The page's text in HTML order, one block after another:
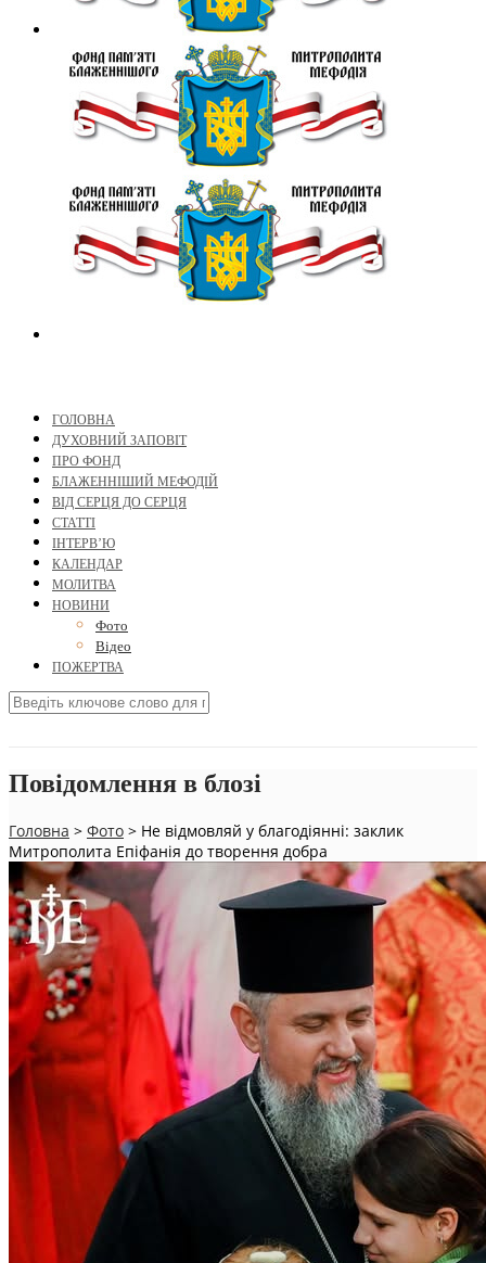
ГОЛОВНА
ДУХОВНИЙ ЗАПОВІТ
ПРО ФОНД
БЛАЖЕННІШИЙ МЕФОДІЙ
ВІД СЕРЦЯ ДО СЕРЦЯ
СТАТТІ
ІНТЕРВ’Ю
КАЛЕНДАР
МОЛИТВА
НОВИНИ
Фото
Відео
ПОЖЕРТВА
Повідомлення в блозі
Головна > Фото > Не відмовляй у благодіянні: заклик
Митрополита Епіфанія до творення добра